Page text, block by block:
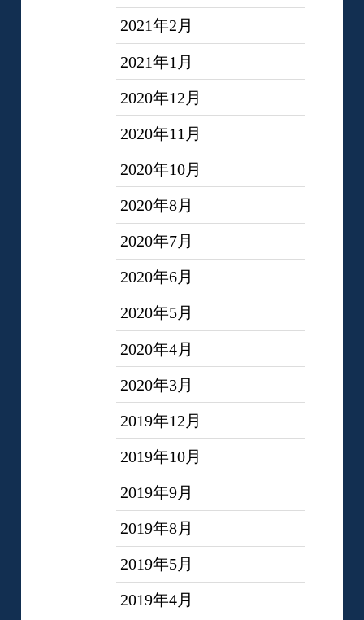
2021年2月
2021年1月
2020年12月
2020年11月
2020年10月
2020年8月
2020年7月
2020年6月
2020年5月
2020年4月
2020年3月
2019年12月
2019年10月
2019年9月
2019年8月
2019年5月
2019年4月